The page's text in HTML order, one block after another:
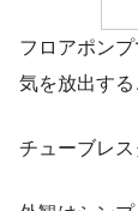
フロアポン
気を放出する
チューブレス